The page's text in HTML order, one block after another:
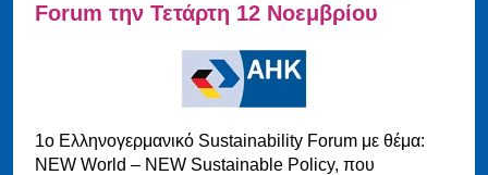
Forum την Τετάρτη 12 Νοεμβρίου
1ο Ελληνογερμανικό Sustainability Forum με θέμα:
NEW World – NEW Sustainable Policy, που